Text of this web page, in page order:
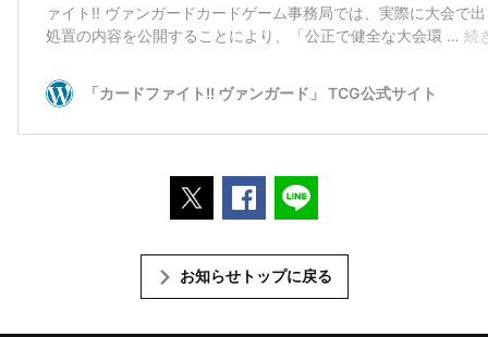
ポストするFacebookでシェアする
お知らせトップに戻る